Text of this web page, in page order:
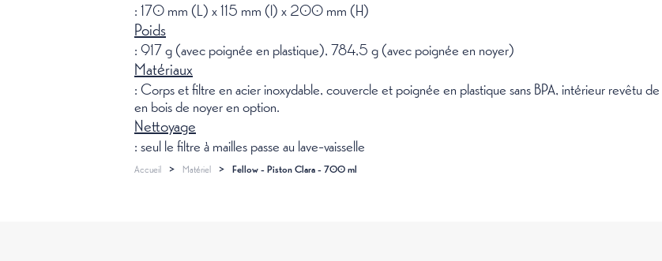
: 170 mm (L) x 115 mm (l) x 200 mm (H)
Poids
: 917 g (avec poignée en plastique), 784,5 g (avec poignée en noyer)
Matériaux
: Corps et filtre en acier inoxydable, couvercle et poignée en plastique sans BPA, intérieur revêtu
en bois de noyer en option.
Nettoyage
: seul le filtre à mailles passe au lave-vaisselle
Accueil > Matériel > Fellow - Piston Clara - 700 ml